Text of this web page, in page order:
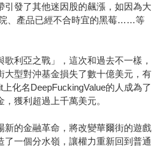
引發了其他迷因股的飆漲，如因為大
、產品已經不合時宜的黑莓……等
利亞之戰」，這次和過去不一樣，
大型對沖基金損失了數十億美元，有
化名DeepFuckingValue的人成為了
獲利超過上千萬美元。
新的金融革命，將改變華爾街的遊戲
了一個分水嶺，讓權力重新回到普通